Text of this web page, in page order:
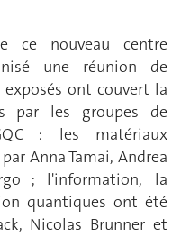
ce nouveau centre
une réunion de
ont couvert la
par les groupes de
: les matériaux
Anna Tamai, Andrea
; l'information, la
quantiques ont été
Nicolas Brunner et